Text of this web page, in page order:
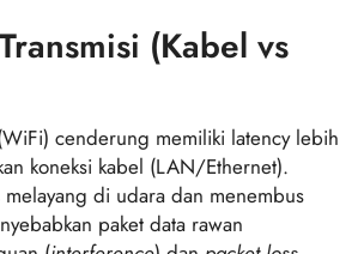
(Kabel vs
cenderung memiliki latency lebih
koneksi kabel (LAN/Ethernet).
di udara dan menembus
paket data rawan